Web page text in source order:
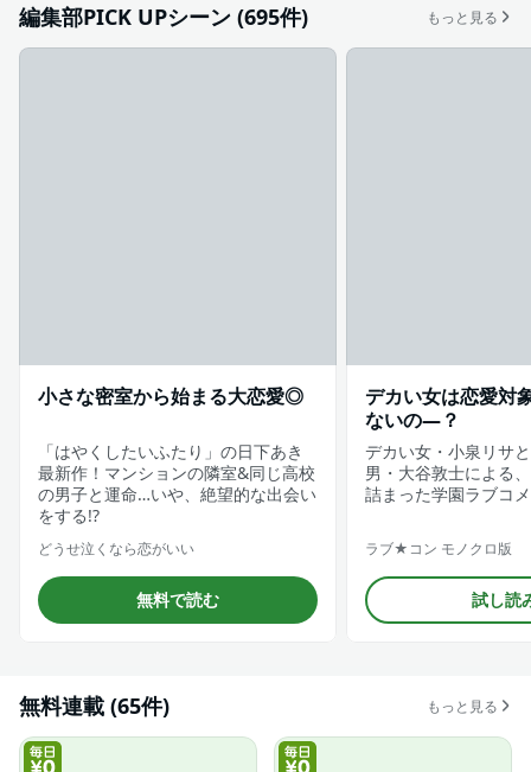
編集部PICK UPシーン (695件) もっと見る
小さな密室から始まる大恋愛◎
「はやくしたいふたり」の日下あき
最新作！マンションの隣室&同じ高校
の男子と運命…いや、絶望的な出会い
をする!?
どうせ泣くなら恋がいい
無料で読む
デカい女は恋愛対
ないの―？
デカい女・小泉リサ
男・大谷敦士による
詰まった学園ラブコ
ラブ★コン モノクロ版
試し読
無料連載 (65件) もっと見る